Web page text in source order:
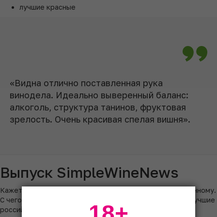
лучшие красные
«Видна отлично поставленная рука
винодела. Идеально выверенный баланс:
алкоголь, структура танинов, фруктовая
зрелость. Очень красивая спелая вишня».
Выпуск SimpleWineNews
Кажется, свежий SWN в этот раз ждут как-то по-особенному.
С чего бы это? Конечно, все дело в нем – в рейтинге «Лучшие
российские вина по версии Simple Wine News».